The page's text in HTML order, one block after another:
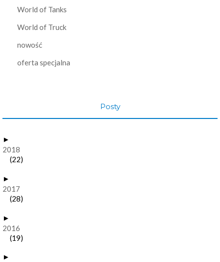
World of Tanks
World of Truck
nowość
oferta specjalna
Posty
►
2018
(22)
►
2017
(28)
►
2016
(19)
►